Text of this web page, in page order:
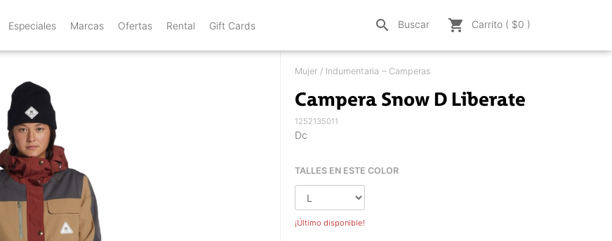
Especiales Marcas Ofertas Rental Gift Cards search Buscar shopping_cart Carrito ( $0 )
Mujer / Indumentaria – Camperas
Campera Snow D Liberate
1252135011
Dc
TALLES EN ESTE COLOR
¡Último disponible!